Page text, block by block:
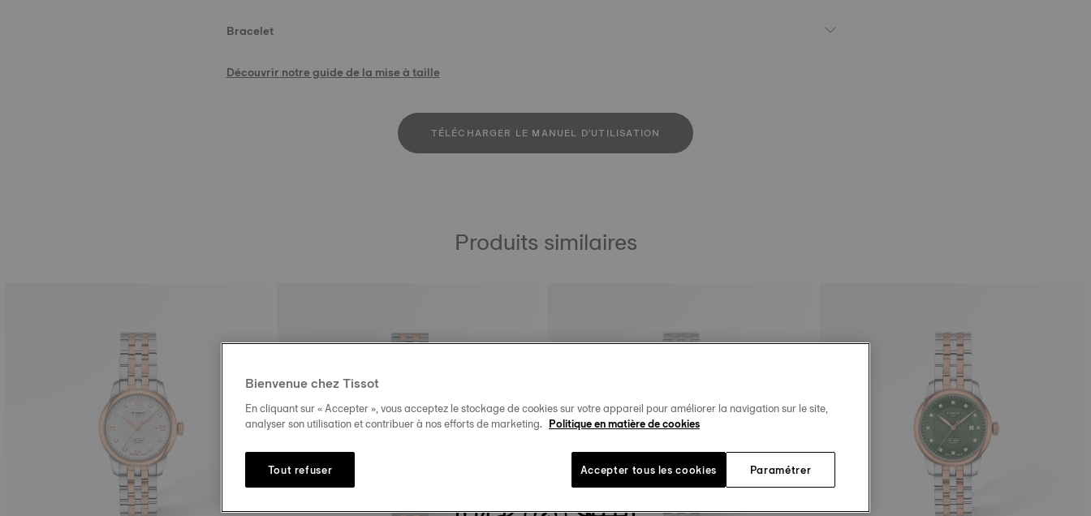
Bracelet
Découvrir notre guide de la mise à taille
TÉLÉCHARGER LE MANUEL D'UTILISATION
Produits similaires
Bienvenue chez Tissot
En cliquant sur « Accepter », vous acceptez le stockage de cookies sur votre appareil pour améliorer la navigation sur le site,
analyser son utilisation et contribuer à nos efforts de marketing. Politique en matière de cookies
Paramétrer
Tout refuser Accepter tous les cookies